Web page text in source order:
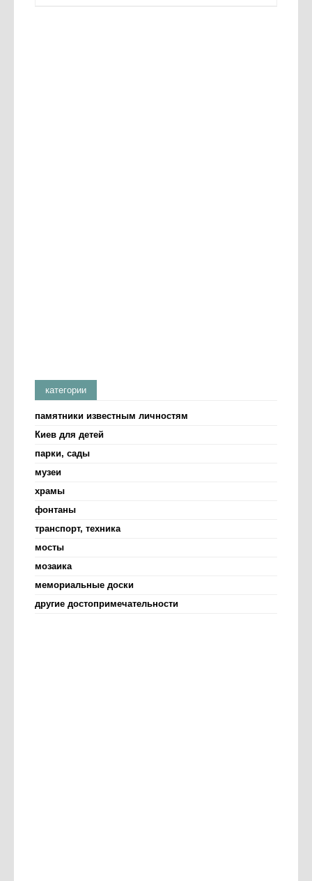
категории
памятники известным личностям
Киев для детей
парки, сады
музеи
храмы
фонтаны
транспорт, техника
мосты
мозаика
мемориальные доски
другие достопримечательности